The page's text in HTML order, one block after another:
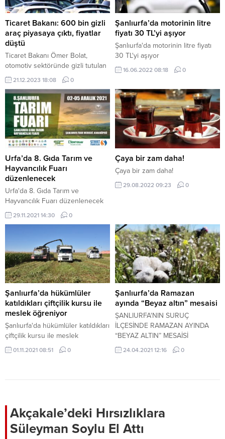
Ticaret Bakanı: 600 bin gizli
araç piyasaya çıktı, fiyatlar
düştü
Ticaret Bakanı Ömer Bolat,
otomotiv sektöründe gizli tutulan
600 bin aracın piyasaya çıktığını
ifade ederek, bu durumun
fiyatların düşüşüne katkı
sağladığını söyledi. Bolat, bir canlı
yayında yaptığı açıklamada,
piyasalardaki düzenlemelerin
etkili olduğunu belirterek,
“Ağustos ortalarından itibaren
ikinci el araç piyasasında ve
birinci el satışlarda fiyatlar düştü,
kampanyalar başladı. Aniden
600...
21.12.2023 18:08 0
Şanlıurfa’da motorinin litre
fiyatı 30 TL’yi aşıyor
Şanlıurfa'da motorinin litre fiyatı
30 TL'yi aşıyor
16.06.2022 08:18 0
Urfa’da 8. Gıda Tarım ve
Hayvancılık Fuarı
düzenlenecek
Urfa'da 8. Gıda Tarım ve
Hayvancılık Fuarı düzenlenecek
29.11.2021 14:30 0
Çaya bir zam daha!
Çaya bir zam daha!
29.08.2022 09:23 0
Şanlıurfa’da hükümlüler
katıldıkları çiftçilik kursu ile
meslek öğreniyor
Şanlıurfa'da hükümlüler katıldıkları
çiftçilik kursu ile meslek
öğreniyor
01.11.2021 08:51 0
Şanlıurfa’da Ramazan
ayında “Beyaz altın” mesaisi
ŞANLIURFA'NIN SURUÇ
İLÇESİNDE RAMAZAN AYINDA
“BEYAZ ALTIN” MESAİSİ
24.04.2021 12:16 0
Akçakale’deki Hırsızlıklara
Süleyman Soylu El Attı